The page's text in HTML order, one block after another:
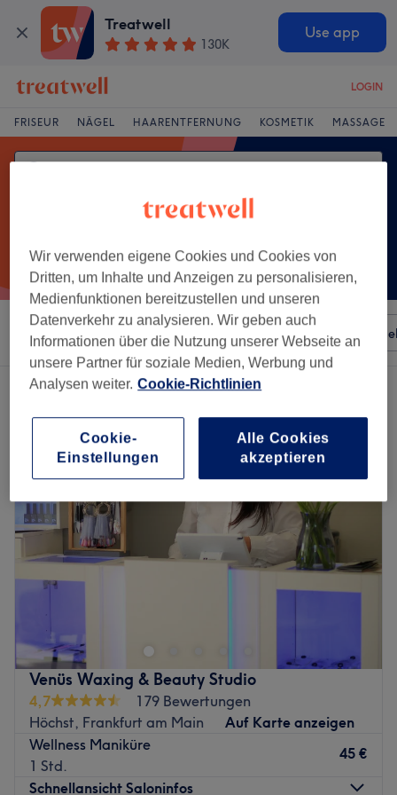
Treatwell
130K
Use app
LOGIN
FRISEUR NÄGEL HAARENTFERNUNG KOSMETIK MASSAGE
Sortieren nach Besonderheiten Salons
Ein Salon, der anbietet:
Venüs Waxing & Beauty Studio
4,7
179 Bewertungen
Höchst, Frankfurt am Main
Auf Karte anzeigen
Wellness Maniküre
1 Std.
45 €
Schnellansicht Saloninfos
Wir verwenden eigene Cookies und Cookies von
Dritten, um Inhalte und Anzeigen zu personalisieren,
Medienfunktionen bereitzustellen und unseren
Datenverkehr zu analysieren. Wir geben auch
Informationen über die Nutzung unserer Webseite an
unsere Partner für soziale Medien, Werbung und
Analysen weiter. Cookie-Richtlinien
Cookie-
Einstellungen
Alle Cookies
akzeptieren